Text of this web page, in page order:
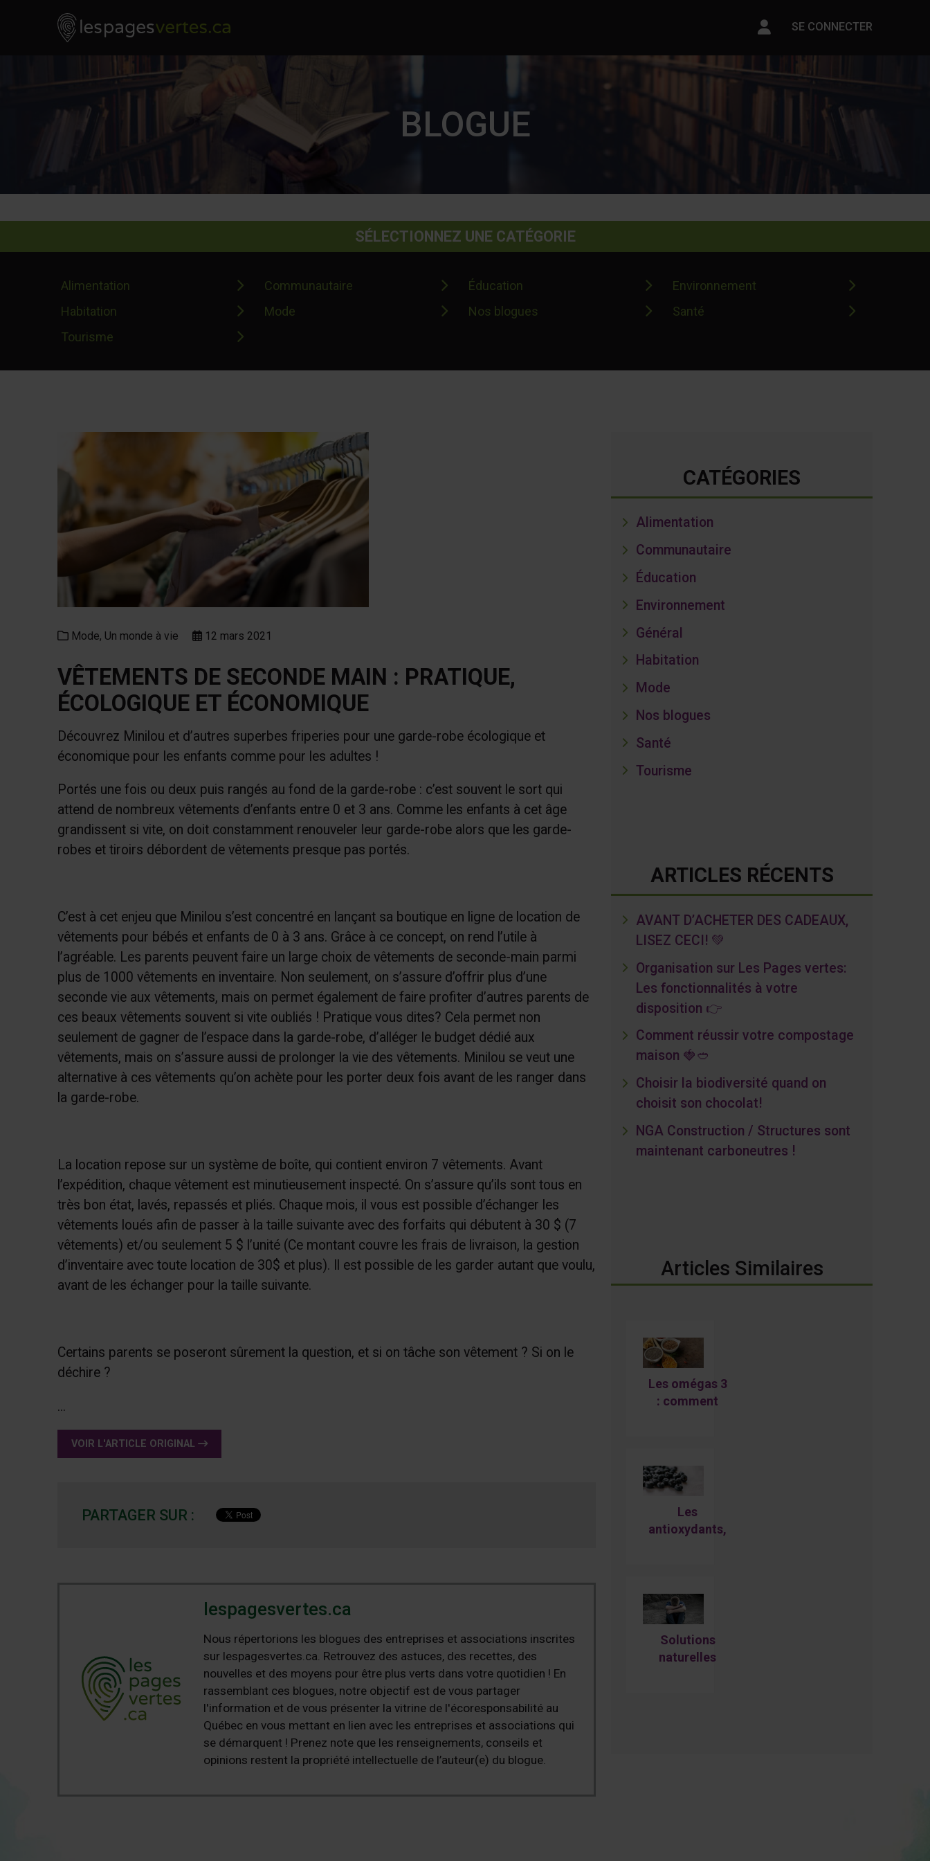
Skip to contentLes Pages Vertes - Go to homepage
Paramètres du compte
SE CONNECTER
BLOGUE
SÉLECTIONNEZ UNE CATÉGORIE
Alimentation Communautaire Éducation
Environnement
Habitation
Mode Nos blogues
Santé
Tourisme
Mode, Un monde à vie 12 mars 2021
VÊTEMENTS DE SECONDE MAIN : PRATIQUE,
ÉCOLOGIQUE ET ÉCONOMIQUE
Découvrez Minilou et d’autres superbes friperies pour une garde-robe écologique et
économique pour les enfants comme pour les adultes !
Portés une fois ou deux puis rangés au fond de la garde-robe : c’est souvent le sort qui
attend de nombreux vêtements d’enfants entre 0 et 3 ans. Comme les enfants à cet âge
grandissent si vite, on doit constamment renouveler leur garde-robe alors que les garde-
robes et tiroirs débordent de vêtements presque pas portés.
C’est à cet enjeu que Minilou s’est concentré en lançant sa boutique en ligne de location de
vêtements pour bébés et enfants de 0 à 3 ans. Grâce à ce concept, on rend l’utile à
l’agréable. Les parents peuvent faire un large choix de vêtements de seconde-main parmi
plus de 1000 vêtements en inventaire. Non seulement, on s’assure d’offrir plus d’une
seconde vie aux vêtements, mais on permet également de faire profiter d’autres parents de
ces beaux vêtements souvent si vite oubliés ! Pratique vous dites? Cela permet non
seulement de gagner de l’espace dans la garde-robe, d’alléger le budget dédié aux
vêtements, mais on s’assure aussi de prolonger la vie des vêtements. Minilou se veut une
alternative à ces vêtements qu’on achète pour les porter deux fois avant de les ranger dans
la garde-robe.
La location repose sur un système de boîte, qui contient environ 7 vêtements. Avant
l’expédition, chaque vêtement est minutieusement inspecté. On s’assure qu’ils sont tous en
très bon état, lavés, repassés et pliés. Chaque mois, il vous est possible d’échanger les
vêtements loués afin de passer à la taille suivante avec des forfaits qui débutent à 30 $ (7
vêtements) et/ou seulement 5 $ l’unité (Ce montant couvre les frais de livraison, la gestion
d’inventaire avec toute location de 30$ et plus). Il est possible de les garder autant que voulu,
avant de les échanger pour la taille suivante.
Certains parents se poseront sûrement la question, et si on tâche son vêtement ? Si on le
déchire ?
...
VOIR L'ARTICLE ORIGINAL
PARTAGER SUR :
lespagesvertes.ca
Nous répertorions les blogues des entreprises et associations inscrites
sur lespagesvertes.ca. Retrouvez des astuces, des recettes, des
nouvelles et des moyens pour être plus verts dans votre quotidien ! En
rassemblant ces blogues, notre objectif est de vous partager
l'information et de vous présenter la vitrine de l'écoresponsabilité au
Québec en vous mettant en lien avec les entreprises et associations qui
se démarquent ! Prenez note que les renseignements, conseils et
opinions restent la propriété intellectuelle de l’auteur(e) du blogue.
CATÉGORIES
Alimentation
Communautaire
Éducation
Environnement
Général
Habitation
Mode
Nos blogues
Santé
Tourisme
ARTICLES RÉCENTS
AVANT D’ACHETER DES CADEAUX,
LISEZ CECI! 💚
Organisation sur Les Pages vertes:
Les fonctionnalités à votre
disposition 👉
Comment réussir votre compostage
maison 🍓🥙
Choisir la biodiversité quand on
choisit son chocolat!
NGA Construction / Structures sont
maintenant carboneutres !
Articles Similaires
Les omégas 3
: comment
étant végé?
Les
antioxydants,
Solutions
naturelles